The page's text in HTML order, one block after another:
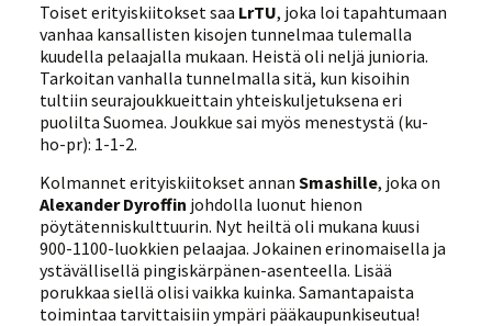
Toiset erityiskiitokset saa LrTU, joka loi tapahtumaan
vanhaa kansallisten kisojen tunnelmaa tulemalla
kuudella pelaajalla mukaan. Heistä oli neljä junioria.
Tarkoitan vanhalla tunnelmalla sitä, kun kisoihin
tultiin seurajoukkueittain yhteiskuljetuksena eri
puolilta Suomea. Joukkue sai myös menestystä (ku-
ho-pr): 1-1-2.
Kolmannet erityiskiitokset annanSmashille, joka on
Alexander Dyroffin johdolla luonut hienon
pöytätenniskulttuurin. Nyt heiltä oli mukana kuusi
900-1100-luokkien pelaajaa. Jokainen erinomaisella ja
ystävällisellä pingiskärpänen-asenteella. Lisää
porukkaa siellä olisi vaikka kuinka. Samantapaista
toimintaa tarvittaisiin ympäri pääkaupunkiseutua!